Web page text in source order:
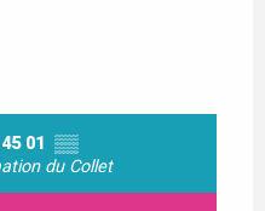
01 ▒▒
du Collet